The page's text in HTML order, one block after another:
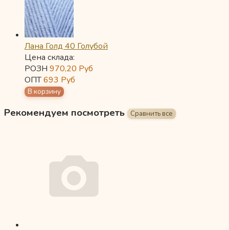
Лана Голд 40 Голубой
Цена склада:
РОЗН 970,20 Руб
ОПТ693 Руб
Рекомендуем посмотреть